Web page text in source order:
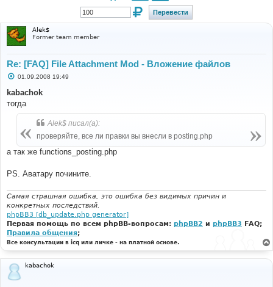
Alek$
Former team member
Re: [FAQ] File Attachment Mod - Вложение файлов
С
о
б
щ
01.09.2008 19:49
kabachok
тогда
Alek$ писал(а):
проверяйте, все ли правки вы внесли в posting.php
а так же functions_posting.php
PS. Аватару почините.
Самая страшная ошибка, это ошибка без видимых причин и
конкретных последствий.
phpBB3 [db_update.php generator]
Первая помощь по всем phpBB-вопросам: phpBB2 и phpBB3 FAQ;
Правила общения;
Все консультации в icq или личке - на платной основе.
kabachok